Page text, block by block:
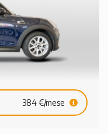
384 €/mese